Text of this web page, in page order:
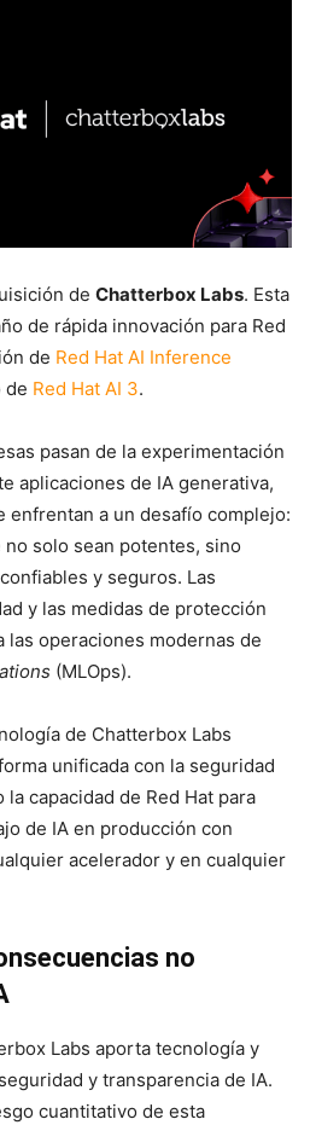
de Chatterbox Labs. Esta
de rápida innovación para Red
de Red Hat AI Inference
de Red Hat AI 3.
pasan de la experimentación
aplicaciones de IA generativa,
enfrentan a un desafío complejo:
solo sean potentes, sino
y seguros. Las
y las medidas de protección
las operaciones modernas de
(MLOps).
de Chatterbox Labs
unificada con la seguridad
capacidad de Red Hat para
de IA en producción con
acelerador y en cualquier
no
Labs aporta tecnología y
y transparencia de IA.
cuantitativo de esta